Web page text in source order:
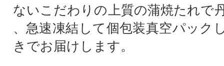
ないこだわりの上質の蒲焼たれで
、急速凍結して個包装真空パック
きでお届けします。